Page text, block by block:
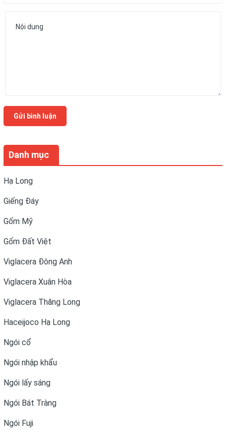
Danh mục
Hạ Long
Giếng Đáy
Gốm Mỹ
Gốm Đất Việt
Viglacera Đông Anh
Viglacera Xuân Hòa
Viglacera Thăng Long
Haceijoco Hạ Long
Ngói cổ
Ngói nhập khẩu
Ngói lấy sáng
Ngói Bát Tràng
Ngói Fuji
Gửi bình luận